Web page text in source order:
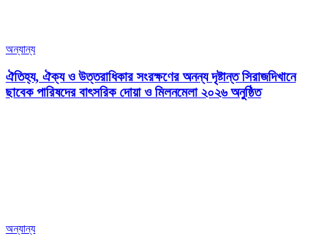
অন্যান্য
ঐতিহ্য, ঐক্য ও উত্তরাধিকার সংরক্ষণের অনন্য দৃষ্টান্ত সিরাজদিখানে
ছাবেক পারিষদের বাৎসরিক দোয়া ও মিলনমেলা ২০২৬ অনুষ্ঠিত
অন্যান্য